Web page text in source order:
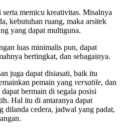
memicu kreativitas. Misalnya
kebutuhan ruang, maka arsitek
yang dapat multiguna.
luas minimalis pun, dapat
bertingkat, dan sebagainya.
juga dapat disiasati, baik itu
pemain yang versatile, dan
bermain di segala posisi
Hal itu di antaranya dapat
dilanda cedera, jadwal yang padat,